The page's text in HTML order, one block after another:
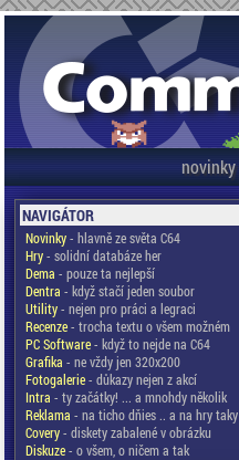
novinky
NAVIGÁTOR
Novinky- hlavně ze světa C64
Hry- solidní databáze her
Dema - pouze ta nejlepší
Dentra - když stačí jeden soubor
Utility- nejen pro práci a legraci
Recenze- trocha textu o všem možném
PC Software- když to nejde na C64
Grafika - ne vždy jen 320x200
Fotogalerie- důkazy nejen z akcí
Intra - ty začátky! ... a mnohdy několik
Reklama - na ticho dňies .. a na hry taky
Covery- diskety zabalené v obrázku
Diskuze- o všem, o ničem a tak